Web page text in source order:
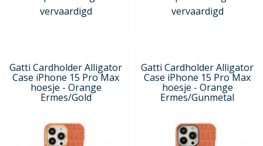
vervaardigd
vervaardigd
Gatti Cardholder Alligator
Case iPhone 15 Pro Max
hoesje - Orange
Ermes/Gold
Gatti Cardholder Alligator
Case iPhone 15 Pro Max
hoesje - Orange
Ermes/Gunmetal